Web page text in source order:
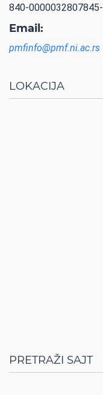
840-
Email:
pmfinfo@pmf.ni.ac.rs
LOKACIJA
PRETRAŽI SAJT